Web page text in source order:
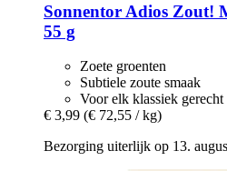
Sonnentor Adios Zout!
55 g
Zoete groenten
Subtiele zoute smaak
Voor elk klassiek gerecht
€ 3,99 (€ 72,55 / kg)
Bezorging uiterlijk op 13.